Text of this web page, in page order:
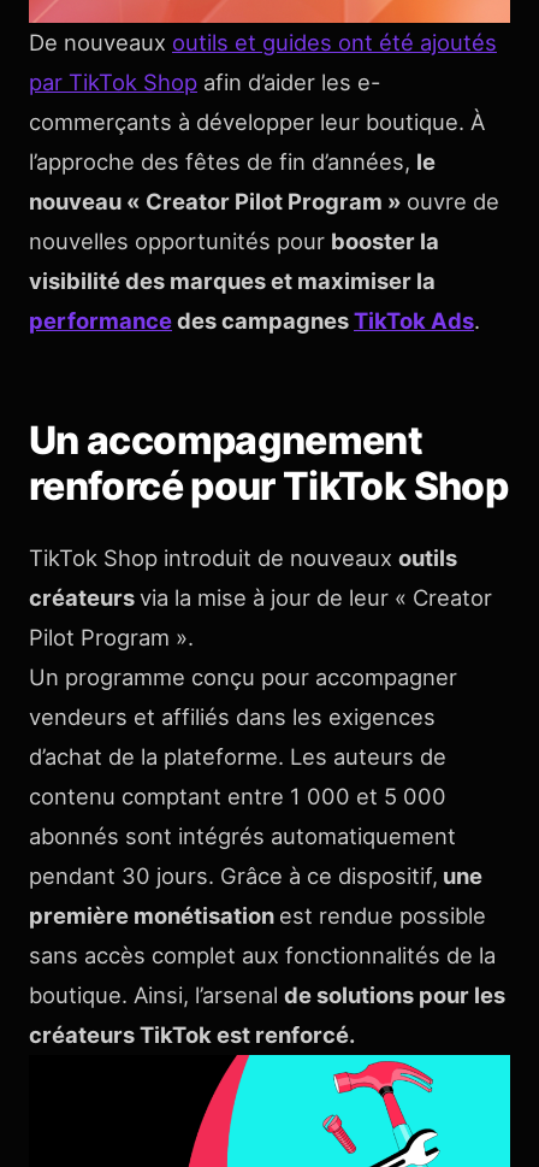
De nouveaux outils et guides ont été ajoutés
par TikTok Shop afin d’aider les e-
commerçants à développer leur boutique. À
l’approche des fêtes de fin d’années, le
nouveau « Creator Pilot Program » ouvre de
nouvelles opportunités pour booster la
visibilité des marques et maximiser la
performancedes campagnesTikTok Ads.
Un accompagnement
renforcé pour TikTok Shop
TikTok Shop introduit de nouveaux outils
créateursvia la mise à jour de leur « Creator
Pilot Program ».
Un programme conçu pour accompagner
vendeurs et affiliés dans les exigences
d’achat de la plateforme. Les auteurs de
contenu comptant entre 1 000 et 5 000
abonnés sont intégrés automatiquement
pendant 30 jours. Grâce à ce dispositif, une
première monétisation est rendue possible
sans accès complet aux fonctionnalités de la
boutique. Ainsi, l’arsenal de solutions pour les
créateurs TikTok est renforcé.